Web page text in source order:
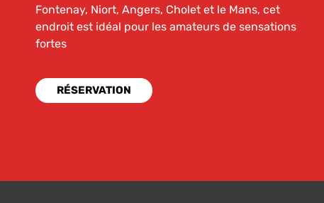
Fontenay, Niort, Angers, Cholet et le Mans, cet
endroit est idéal pour les amateurs de sensations
fortes
RÉSERVATION